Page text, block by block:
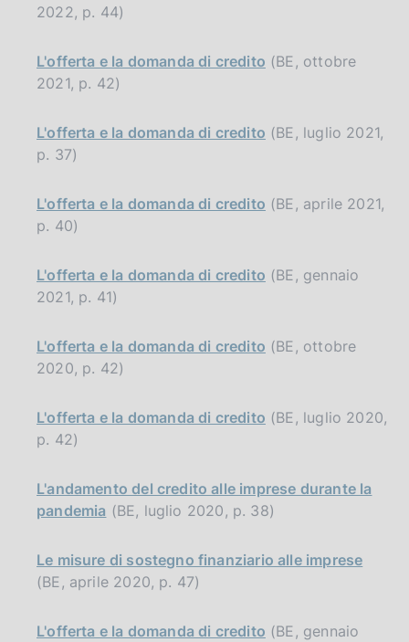
2022, p. 44)
L'offerta e la domanda di credito (BE, ottobre
2021, p. 42)
L'offerta e la domanda di credito (BE, luglio 2021,
p. 37)
L'offerta e la domanda di credito (BE, aprile 2021,
p. 40)
L'offerta e la domanda di credito (BE, gennaio
2021, p. 41)
L'offerta e la domanda di credito (BE, ottobre
2020, p. 42)
L'offerta e la domanda di credito (BE, luglio 2020,
p. 42)
L'andamento del credito alle imprese durante la
pandemia (BE, luglio 2020, p. 38)
Le misure di sostegno finanziario alle imprese
(BE, aprile 2020, p. 47)
L'offerta e la domanda di credito (BE, gennaio